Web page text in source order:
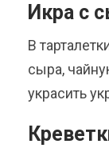
Икра с
В
сыра,
украсить